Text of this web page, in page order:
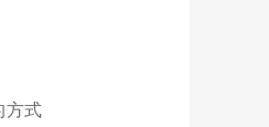
方式